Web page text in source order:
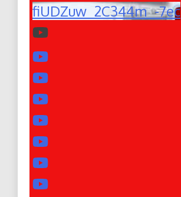
fiUDZuw_2C344m_-7ec